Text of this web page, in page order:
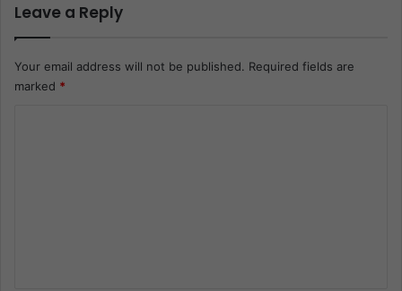
Leave a Reply
Your email address will not be published. Required fields are
marked *